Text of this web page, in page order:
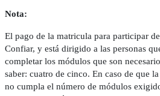
Nota:
El pago de la matricula para participar
Confiar, y está dirigido a las personas
completar los módulos que son
saber: cuatro de cinco. En caso de que
no cumpla el número de módulos